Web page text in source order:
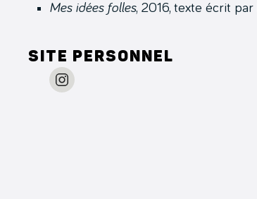
Mes idées folles, 2016, texte écrit par
Site personnel